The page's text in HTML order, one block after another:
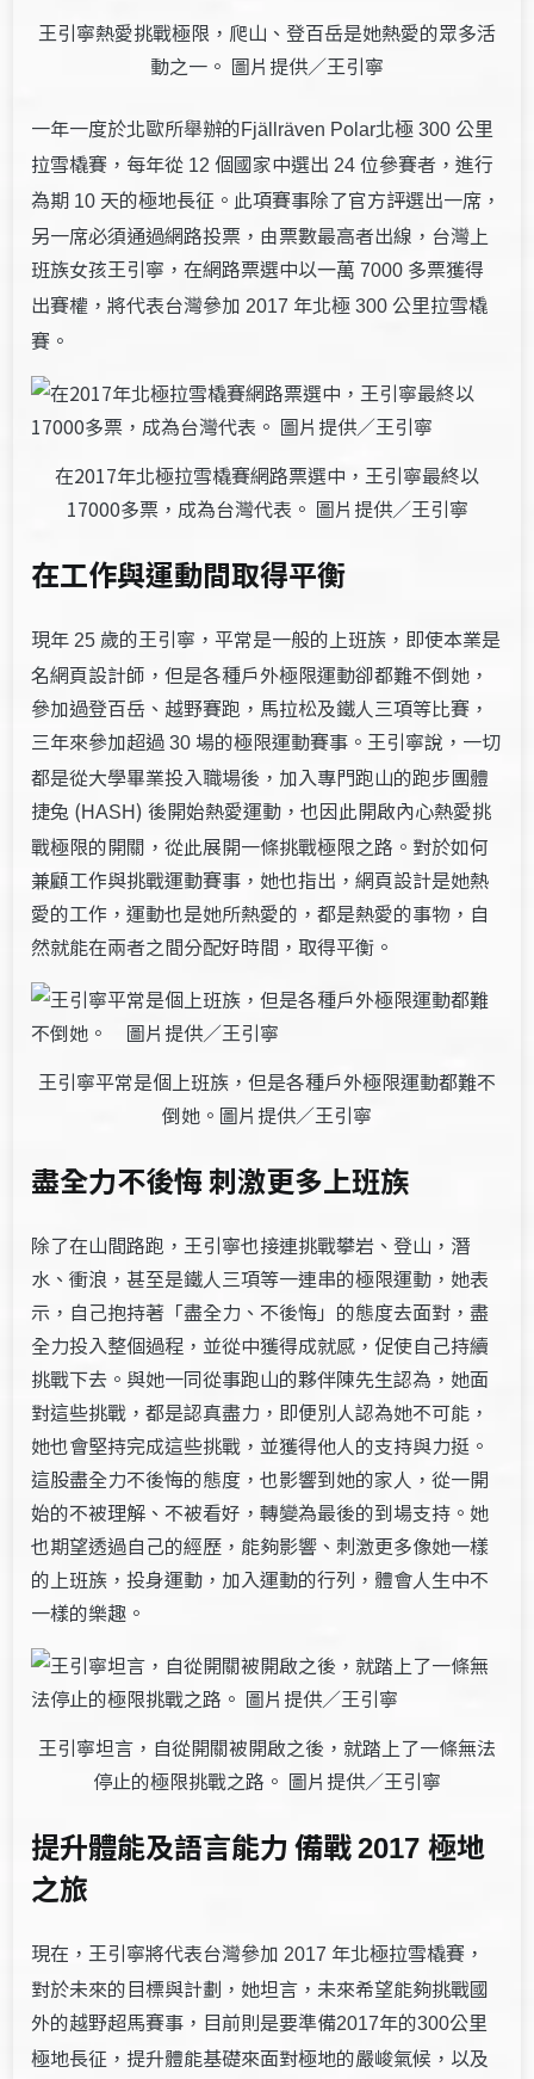
王引寧熱愛挑戰極限，爬山、登百岳是她熱愛的眾多活
動之一。 圖片提供／王引寧
一年一度於北歐所舉辦的Fjällräven Polar北極300公里
拉雪橇賽，每年從 12個國家中選出24位參賽者，進行
為期 10 天的極地長征。此項賽事除了官方評選出一席，
另一席必須通過網路投票，由票數最高者出線，台灣上
班族女孩王引寧，在網路票選中以一萬 7000 多票獲得
出賽權，將代表台灣參加2017 年北極300公里拉雪橇
賽。
在2017年北極拉雪橇賽網路票選中，王引寧最終以
17000多票，成為台灣代表。 圖片提供／王引寧
在工作與運動間取得平衡
現年25 歲的王引寧，平常是一般的上班族，即使本業是
名網頁設計師，但是各種戶外極限運動卻都難不倒她，
參加過登百岳、越野賽跑，馬拉松及鐵人三項等比賽，
三年來參加超過30 場的極限運動賽事。王引寧說，一切
都是從大學畢業投入職場後，加入專門跑山的跑步團體
捷兔 (HASH) 後開始熱愛運動，也因此開啟內心熱愛挑
戰極限的開關，從此展開一條挑戰極限之路。對於如何
兼顧工作與挑戰運動賽事，她也指出，網頁設計是她熱
愛的工作，運動也是她所熱愛的，都是熱愛的事物，自
然就能在兩者之間分配好時間，取得平衡。
王引寧平常是個上班族，但是各種戶外極限運動都難不
倒她。圖片提供／王引寧
盡全力不後悔 刺激更多上班族
除了在山間路跑，王引寧也接連挑戰攀岩、登山，潛
水、衝浪，甚至是鐵人三項等一連串的極限運動，她表
示，自己抱持著「盡全力、不後悔」的態度去面對，盡
全力投入整個過程，並從中獲得成就感，促使自己持續
挑戰下去。與她一同從事跑山的夥伴陳先生認為，她面
對這些挑戰，都是認真盡力，即便別人認為她不可能，
她也會堅持完成這些挑戰，並獲得他人的支持與力挺。
這股盡全力不後悔的態度，也影響到她的家人，從一開
始的不被理解、不被看好，轉變為最後的到場支持。她
也期望透過自己的經歷，能夠影響、刺激更多像她一樣
的上班族，投身運動，加入運動的行列，體會人生中不
一樣的樂趣。
王引寧坦言，自從開關被開啟之後，就踏上了一條無法
停止的極限挑戰之路。 圖片提供／王引寧
提升體能及語言能力 備戰2017極地
之旅
現在，王引寧將代表台灣參加 2017 年北極拉雪橇賽，
對於未來的目標與計劃，她坦言，未來希望能夠挑戰國
外的越野超馬賽事，目前則是要準備2017年的300公里
極地長征，提升體能基礎來面對極地的嚴峻氣候，以及